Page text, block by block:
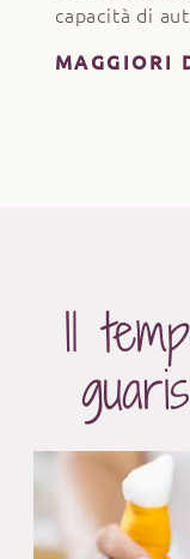
capacità di
MAGGIORI
Il